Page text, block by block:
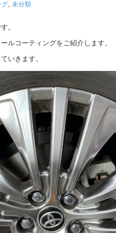
グ, 未分類
。
ルコーティングをご紹介します。
いきます。